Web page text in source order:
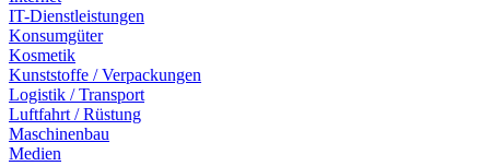
IT-Dienstleistungen
Konsumgüter
Kosmetik
Kunststoffe / Verpackungen
Logistik / Transport
Luftfahrt / Rüstung
Maschinenbau
Medien